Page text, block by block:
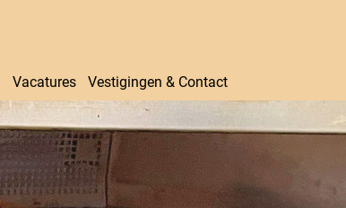
Vacatures Vestigingen & Contact